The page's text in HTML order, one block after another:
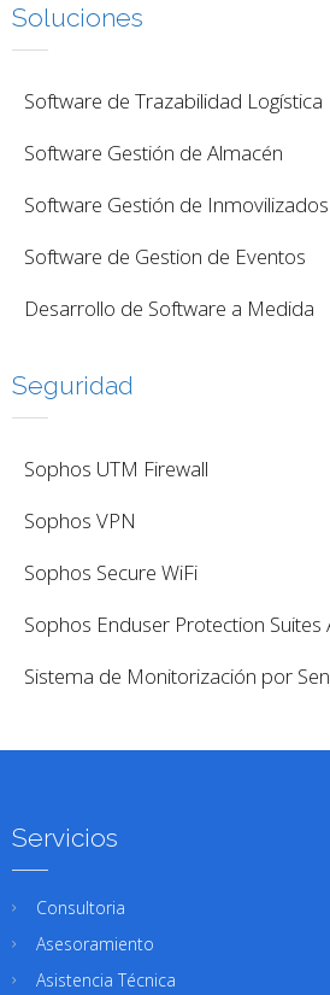
Soluciones
Software de Trazabilidad Logística
Software Gestión de Almacén
Software Gestión de Inmovilizados
Software de Gestion de Eventos
Desarrollo de Software a Medida
Seguridad
Sophos UTM Firewall
Sophos VPN
Sophos Secure WiFi
Sophos Enduser Protection Suites
Sistema de Monitorización por
Servicios
Consultoria
Asesoramiento
Asistencia Técnica